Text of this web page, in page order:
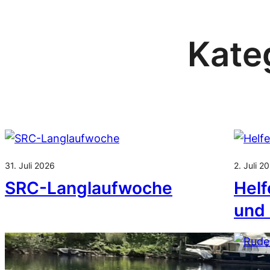
31. Juli 2026
SRC-Langlaufwoche
2. Juli
und